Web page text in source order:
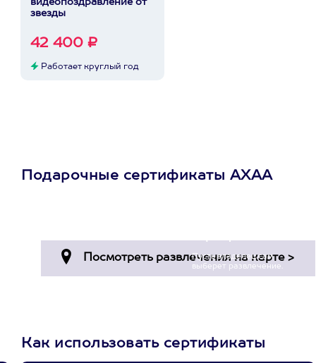
видеопоздравление от
звезды
42 400 ₽
Работает круглый год
Подарочные сертификаты АХАА
Пусть владелец сам
выберет развлечение.
Как использовать сертификаты